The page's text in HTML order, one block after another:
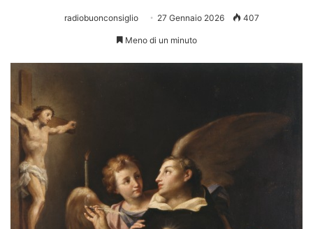
radiobuonconsiglio 27 Gennaio 2026 407
Meno di un minuto